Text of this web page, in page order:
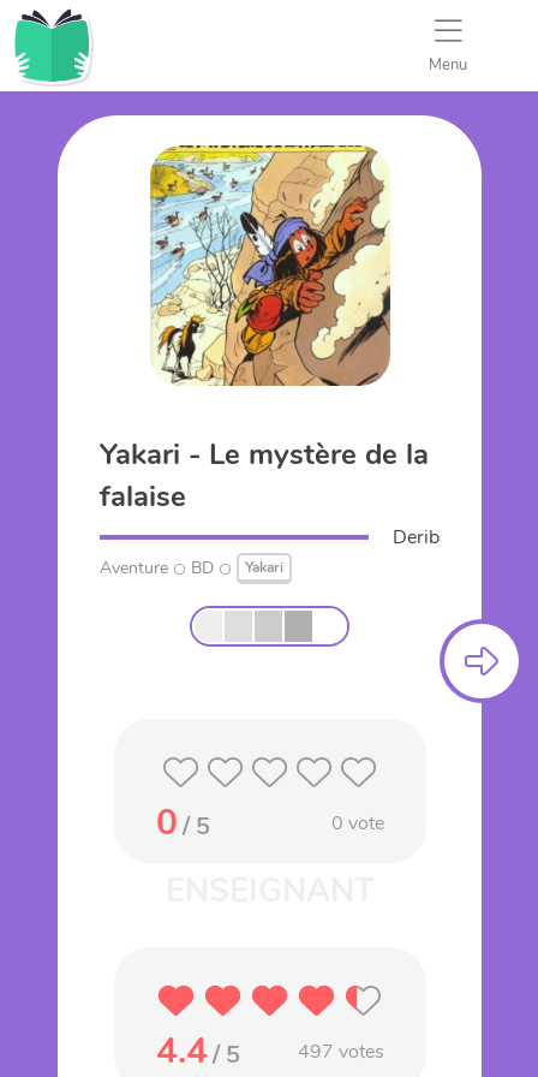
Menu
Yakari - Le mystère de la
falaise
Derib
Aventure BD Yakari
0/ 5 0 vote
4.4/ 5 497 votes